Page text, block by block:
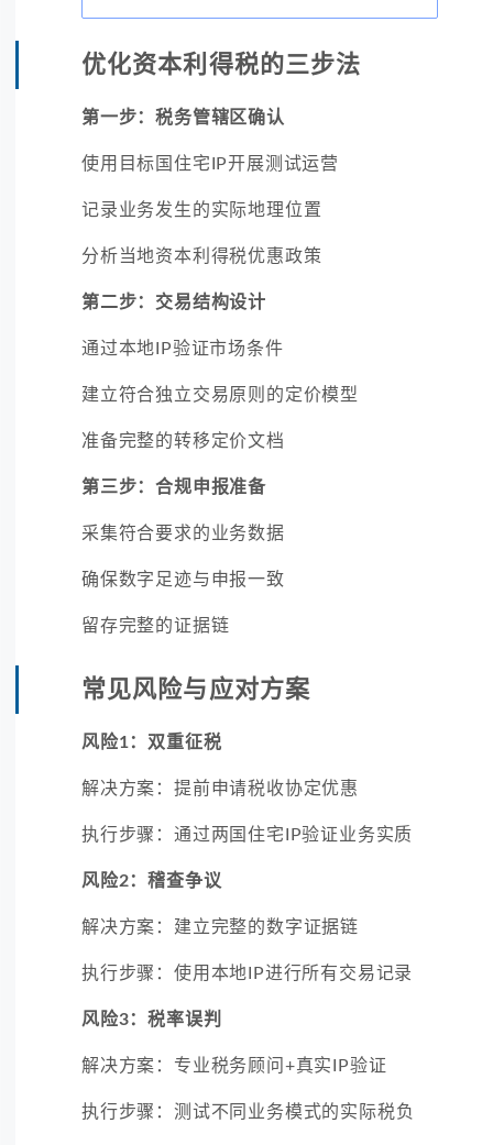
优化资本利得税的三步法
第一步：税务管辖区确认
使用目标国住宅IP开展测试运营
记录业务发生的实际地理位置
分析当地资本利得税优惠政策
第二步：交易结构设计
通过本地IP验证市场条件
建立符合独立交易原则的定价模型
准备完整的转移定价文档
第三步：合规申报准备
采集符合要求的业务数据
确保数字足迹与申报一致
留存完整的证据链
常见风险与应对方案
风险1：双重征税
解决方案：提前申请税收协定优惠
执行步骤：通过两国住宅IP验证业务实质
风险2：稽查争议
解决方案：建立完整的数字证据链
执行步骤：使用本地IP进行所有交易记录
风险3：税率误判
解决方案：专业税务顾问+真实IP验证
执行步骤：测试不同业务模式的实际税负